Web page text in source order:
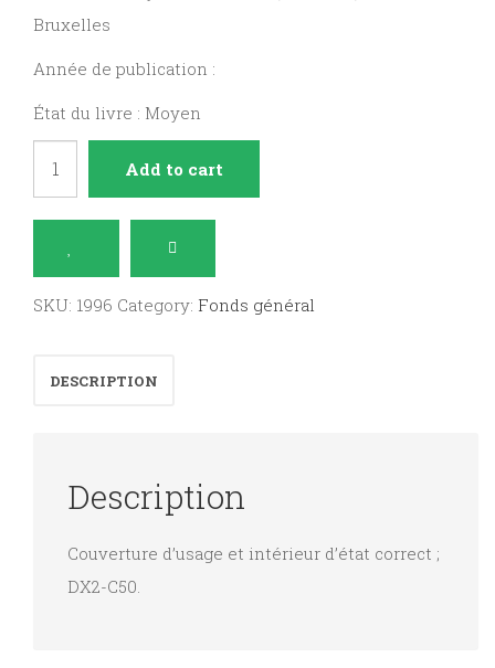
Bruxelles
Année de publication :
État du livre : Moyen
opus
Add to cart
SKU: 1996 Category: Fonds général
DESCRIPTION
Description
Couverture d’usage et intérieur d’état correct ;
DX2-C50.